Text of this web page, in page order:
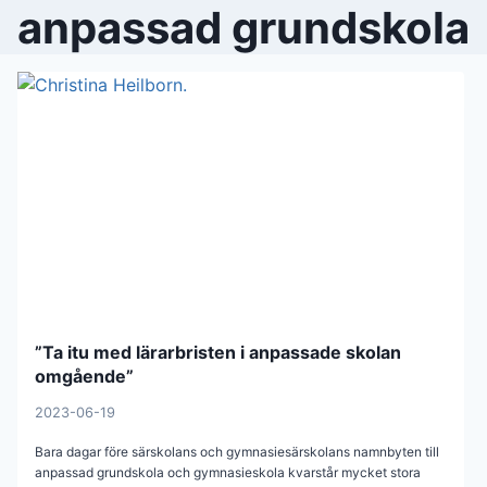
anpassad grundskola
”Ta itu med lärarbristen i anpassade skolan
omgående”
2023-06-19
Bara dagar före särskolans och gymnasiesärskolans namnbyten till
anpassad grundskola och gymnasieskola kvarstår mycket stora